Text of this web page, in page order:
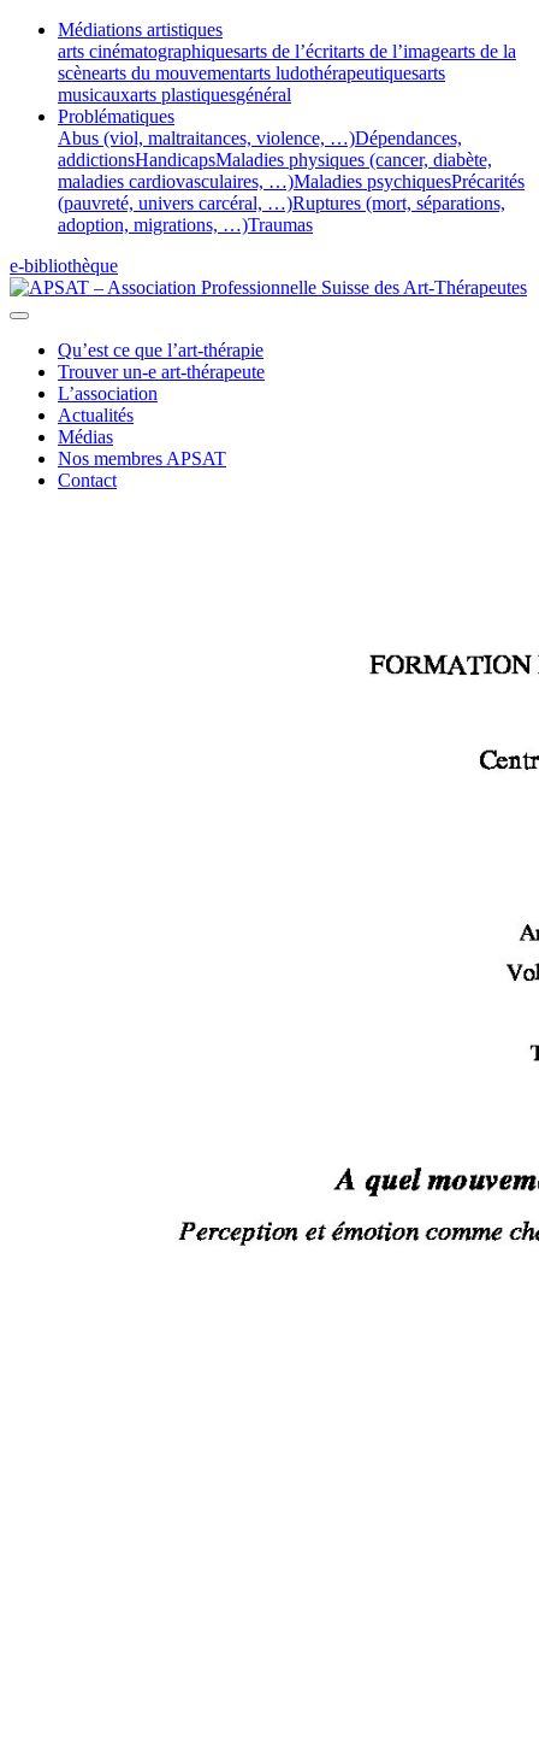
Médiations artistiques
arts cinématographiquesarts de l’écritarts de l’imagearts de la
scènearts du mouvementarts ludothérapeutiquesarts
musicauxarts plastiquesgénéral
Problématiques
Abus (viol, maltraitances, violence, …)Dépendances,
addictionsHandicapsMaladies physiques (cancer, diabète,
maladies cardiovasculaires, …)Maladies psychiquesPrécarités
(pauvreté, univers carcéral, …)Ruptures (mort, séparations,
adoption, migrations, …)Traumas
e-bibliothèque
Qu’est ce que l’art-thérapie
Trouver un-e art-thérapeute
L’association
Actualités
Médias
Nos membres APSAT
Contact